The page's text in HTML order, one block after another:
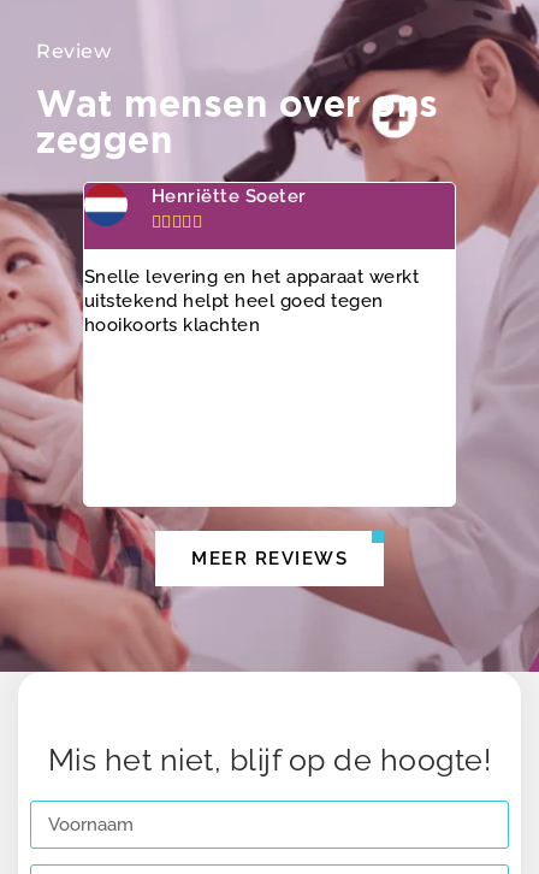
Review
Wat mensen over ons
zeggen
Henriëtte Soeter
    
Snelle levering en het apparaat werkt
uitstekend helpt heel goed tegen
hooikoorts klachten
zeer
MEER REVIEWS
Mis het niet, blijf op de hoogte!